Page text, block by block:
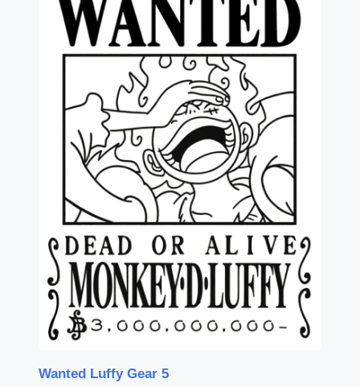
Wanted Luffy Gear 5